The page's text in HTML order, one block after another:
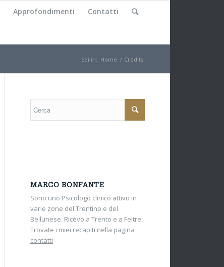
Approfondimenti Contatti
Sei in: Home / Credits
MARCO BONFANTE
Sono uno Psicologo clinico attivo in
varie zone del Trentino e del
Bellunese. Ricevo a Trento e a Feltre.
Trovate i miei recapiti nella pagina
contatti